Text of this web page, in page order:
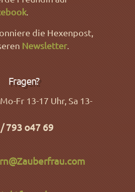
.
die Hexenpost,
Newsletter.
Fragen?
Fr 13-17 Uhr, Sa 13-
793 o47 69